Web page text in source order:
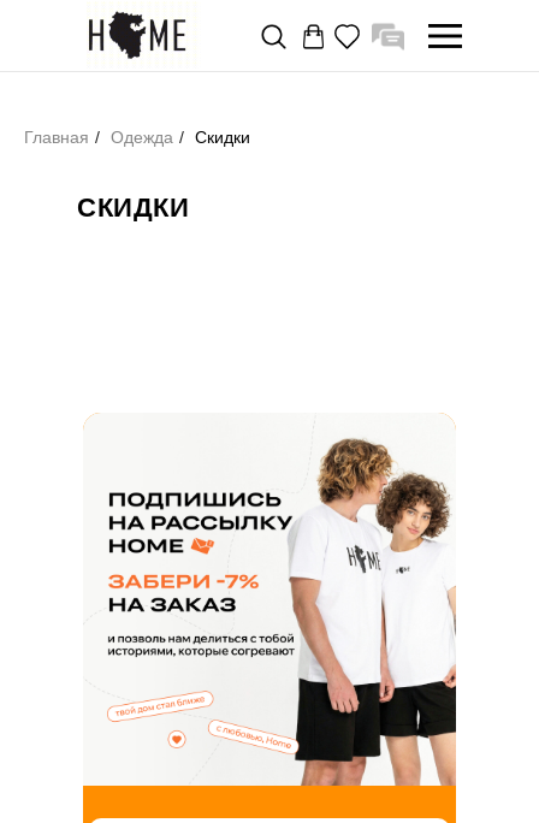
Главная / Одежда / Скидки
СКИДКИ